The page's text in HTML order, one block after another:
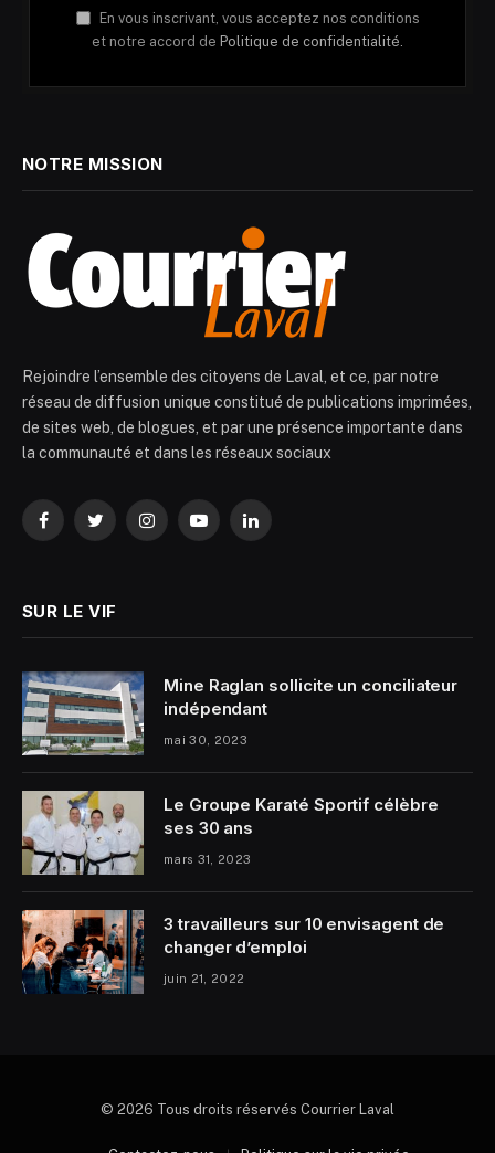
En vous inscrivant, vous acceptez nos conditions
et notre accord de Politique de confidentialité.
NOTRE MISSION
Rejoindre l’ensemble des citoyens de Laval, et ce, par notre
réseau de diffusion unique constitué de publications imprimées,
de sites web, de blogues, et par une présence importante dans
la communauté et dans les réseaux sociaux
FacebookTwitterInstagramYouTubeLinkedIn
SUR LE VIF
Mine Raglan sollicite un conciliateur
indépendant
mai 30, 2023
Le Groupe Karaté Sportif célèbre
ses 30 ans
mars 31, 2023
3 travailleurs sur 10 envisagent de
changer d’emploi
juin 21, 2022
© 2026 Tous droits réservés Courrier Laval